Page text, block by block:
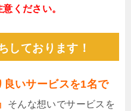
ください。
しております！
良いサービスを1名で
そんな想いでサービスを